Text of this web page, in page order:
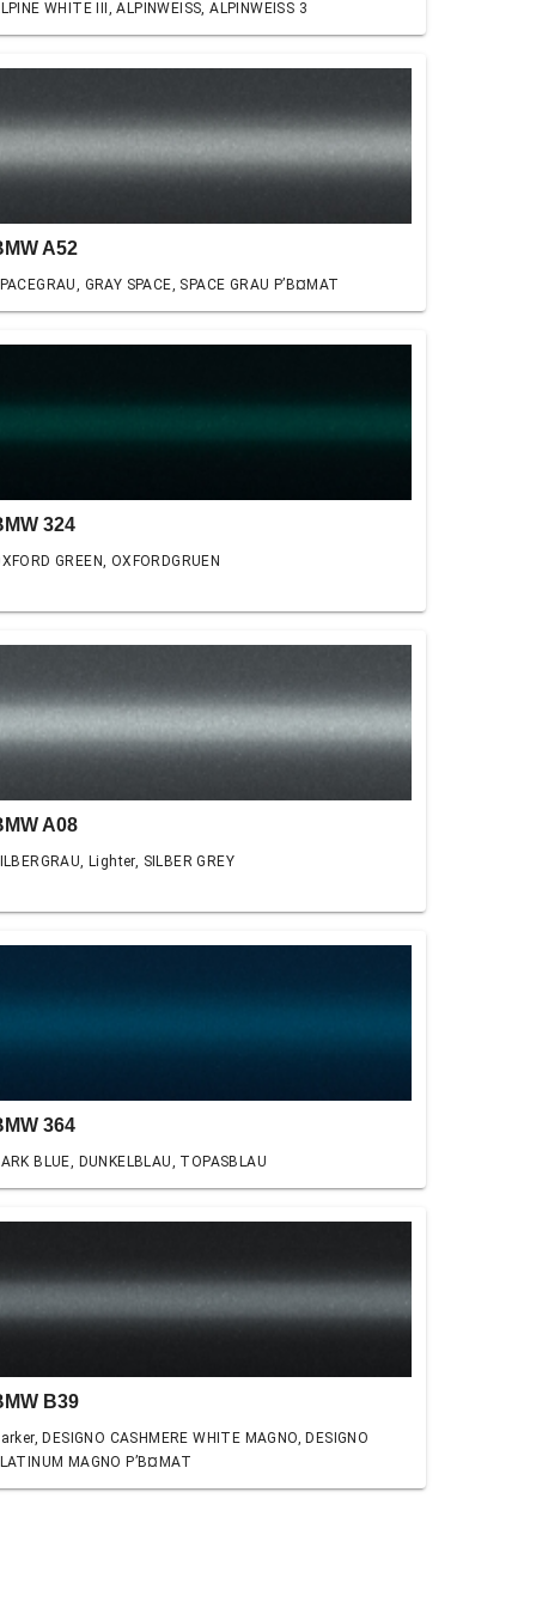
WHITE III, ALPINWEISS, ALPINWEISS 3
A52
GRAY SPACE, SPACE GRAU Р’В¤MAT
324
GREEN, OXFORDGRUEN
A08
Lighter, SILBER GREY
364
BLUE, DUNKELBLAU, TOPASBLAU
B39
DESIGNO CASHMERE WHITE MAGNO, DESIGNO
MAGNO Р’В¤MAT